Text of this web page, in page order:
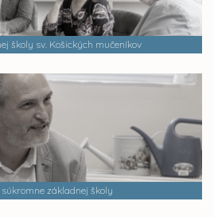
školy sv. Košických mučeníkov
základnej školy